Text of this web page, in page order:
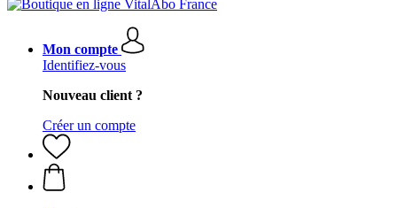
Mon compte
Identifiez-vous
Nouveau client ?
Créer un compte